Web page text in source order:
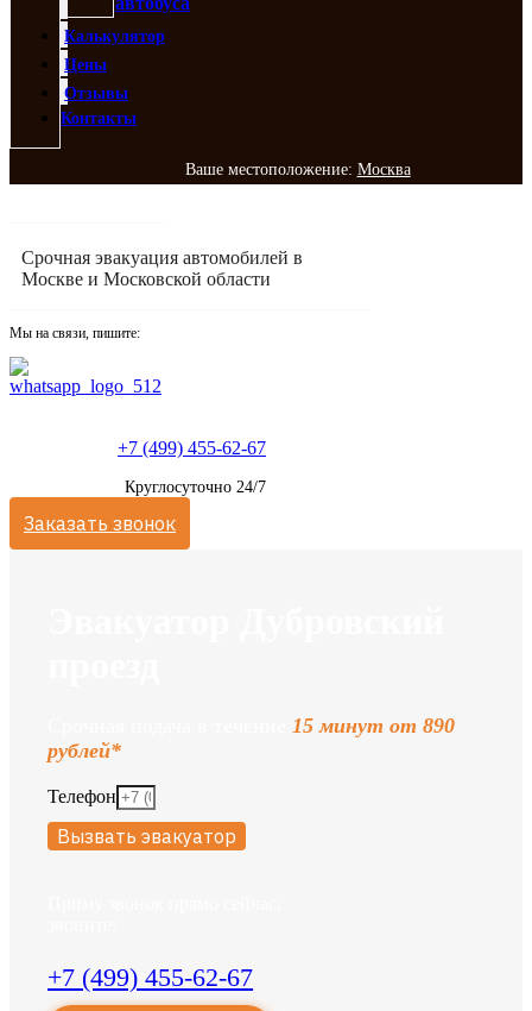
Калькулятор
Цены
Отзывы
Контакты
Ваше местоположение: Москва
Срочная эвакуация автомобилей в
Москве и Московской области
Мы на связи, пишите:
+7 (499) 455-62-67
Круглосуточно 24/7
Заказать звонок
15 минут от 890
рублей*
Телефон
Вызвать эвакуатор
+7 (499) 455-62-67